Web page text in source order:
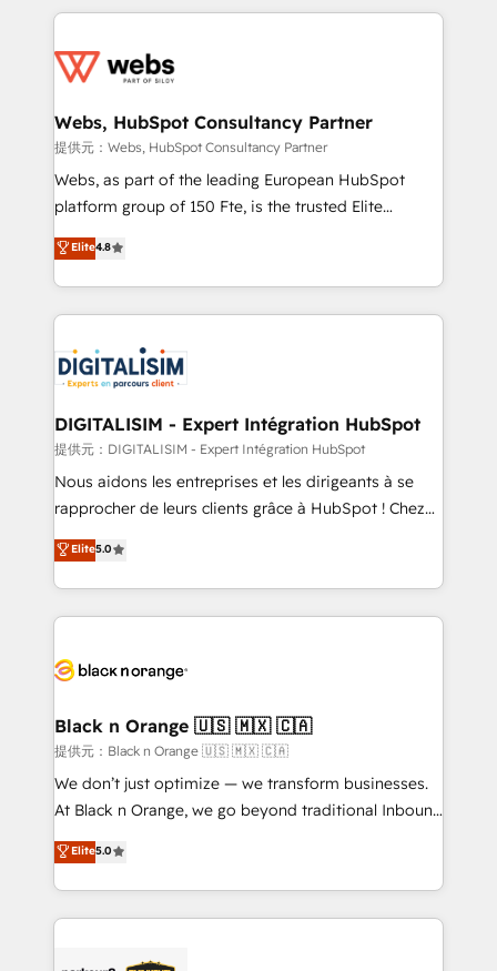
adoption, sales process and marketing results.
the first time 🔧 Designing and optimising your
and build using HubSpot 🔌 Integrating HubSpot
with other systems 🎓 Training your teams to be
HubSpot pros 📊 Lead generation services using
HubSpot Why us? - SIX HubSpot Accreditations -
CRM, Solutions Architecture, Onboarding , Data
Migration, Custom Integration & Platform
team of 25+ experts Contact us today to help you
get more from your investment in HubSpot.
Webs, HubSpot Consultancy Partner
提供元：Webs, HubSpot Consultancy Partner
Webs, as part of the leading European HubSpot
platform group of 150 Fte, is the trusted Elite
HubSpot CRM Partner offering you a roadmap on
maximizing EBITDA and achieving Commercial
Excellence. With our targeted processes, we
strengthen your digital transformation and minimize
Implementation partner, we provide expertise to
drive your business forward. Since 2015 we are fully
dedicated to HubSpot and with an experienced
team (50+), we work with reputable companies in
B2B sectors such as manufacturing, SaaS and
business services. We prepare a customized
impact of your digital transformation, including a
detailed financial rationale with a focus on ROI and
embark on a transformational journey that sets your
business up for long-term success. Unlock your
business. If not now, when?
Elite4.8
DIGITALISIM - Expert Intégration HubSpot
提供元：DIGITALISIM - Expert Intégration HubSpot
Nous aidons les entreprises et les dirigeants à se
rapprocher de leurs clients grâce à HubSpot ! Chez
DIGITALISIM, nous avons l'intime conviction que la
réussite des entreprises passe par l’innovation web,
le marketing digital, et la relation client ! C'est
pourquoi, nos experts sont à la fois capables de
référencement, votre stratégie digitale et le pilotage
projet HubSpot avec DIGITALISIM : 🧽 Nettoyage,
migration et intégration des bases de données. 🚀
Développement des interfaces avec vos logiciels
métiers ⚙️ Configuration de la plateforme HubSpot
Book Process & Guidelines utilisateurs 🎓
Formations des utilisateurs
Elite5.0
Black n Orange 🇺🇸 🇲🇽 🇨🇦
提供元：Black n Orange 🇺🇸 🇲🇽 🇨🇦
We don’t just optimize — we transform businesses.
At Black n Orange, we go beyond traditional Inbound
Marketing with our exclusive methodologies:
BOOMS and BOOST. Together, they form a powerful
combination that has driven success for over 800
businesses worldwide. As Elite HubSpot Partners, we
Elite5.0